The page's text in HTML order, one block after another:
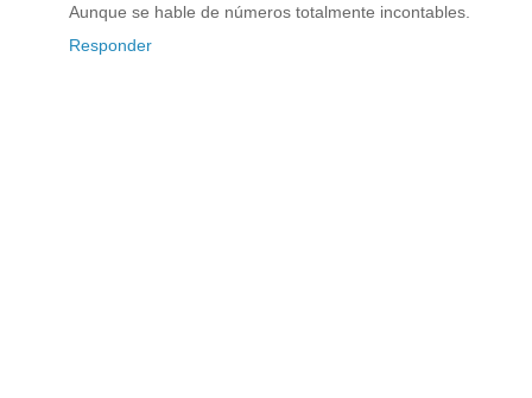
Aunque se hable de números totalmente incontables.
Responder